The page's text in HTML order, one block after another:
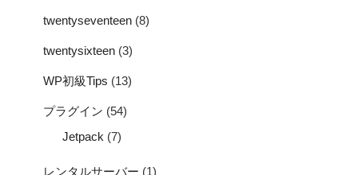
twentyseventeen (8)
twentysixteen (3)
WP初級Tips (13)
プラグイン (54)
Jetpack (7)
レンタルサーバー (1)